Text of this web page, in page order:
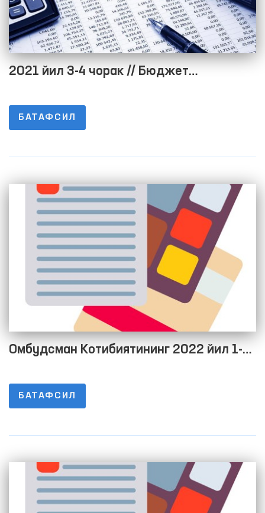
2021 йил 3-4 чорак // Бюджет
мақсадида расмий веб-сайтида
маълумотларни жойлаштириш тартиби
БАТАФСИЛ
Омбудсман Котибиятининг 2022 йил 1-
қарздорлик тўғрисида Маълумот
БАТАФСИЛ